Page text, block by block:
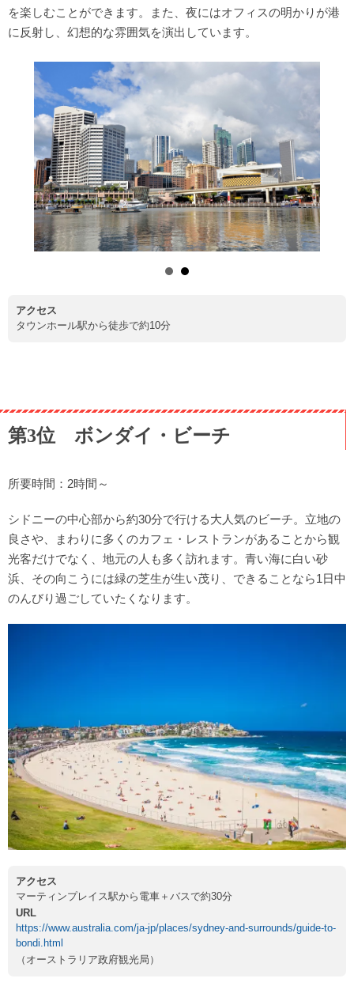
を楽しむことができます。また、夜にはオフィスの明かりが港
に反射し、幻想的な雰囲気を演出しています。
アクセス
タウンホール駅から徒歩で約10分
第3位 ボンダイ・ビーチ
所要時間：2時間～
シドニーの中心部から約30分で行ける大人気のビーチ。立地の
良さや、まわりに多くのカフェ・レストランがあることから観
光客だけでなく、地元の人も多く訪れます。青い海に白い砂
浜、その向こうには緑の芝生が生い茂り、できることなら1日中
のんびり過ごしていたくなります。
アクセス
マーティンプレイス駅から電車＋バスで約30分
URL
https://www.australia.com/ja-jp/places/sydney-and-surrounds/guide-to-
bondi.html
（オーストラリア政府観光局）